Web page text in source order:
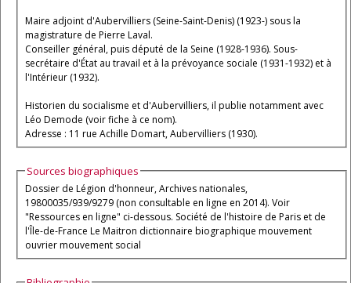
Maire adjoint d'Aubervilliers (Seine-Saint-Denis) (1923-) sous la
magistrature de Pierre Laval.
Conseiller général, puis député de la Seine (1928-1936). Sous-
secrétaire d'État au travail et à la prévoyance sociale (1931-1932) et à
l'Intérieur (1932).
Historien du socialisme et d'Aubervilliers, il publie notamment avec
Léo Demode (voir fiche à ce nom).
Adresse : 11 rue Achille Domart, Aubervilliers (1930).
Sources biographiques
Dossier de Légion d'honneur, Archives nationales,
19800035/939/9279 (non consultable en ligne en 2014). Voir
"Ressources en ligne" ci-dessous. Société de l'histoire de Paris et de
l'Île-de-France Le Maitron dictionnaire biographique mouvement
ouvrier mouvement social